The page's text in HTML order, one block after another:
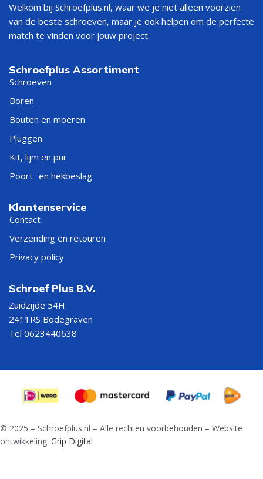
Welkom bij Schroefplus.nl, waar we je niet alleen voorzien
van de beste schroeven, maar je ook helpen om de perfecte
match te vinden voor jouw project.
Schroefplus Assortiment
Schroeven
Boren
Bouten en moeren
Pluggen
Kit, lijm en pur
Poort- en hekbeslag
Klantenservice
Contact
Verzending en retouren
Privacy policy
Schroef Plus B.V.
Zuidzijde 54H
2411RS Bodegraven
Tel 0623440638
© 2025 – Schroefplus.nl – Alle rechten voorbehouden – Website
ontwikkeling: Grip Digital